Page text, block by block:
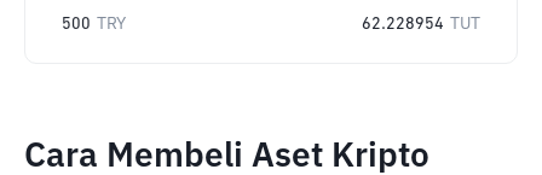
500 TRY 62.228954 TUT
Cara Membeli Aset Kripto